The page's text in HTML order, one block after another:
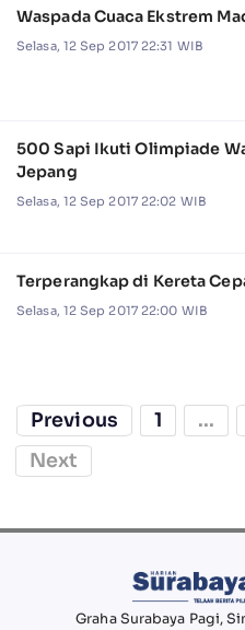
Waspada Cuaca Ekstrem
Selasa, 12 Sep 2017 22:31 WIB
500 Sapi Ikuti Olimpiade
Jepang
Selasa, 12 Sep 2017 22:02 WIB
Terperangkap di Kereta
Selasa, 12 Sep 2017 22:00 WIB
Previous 1 ...
Next
Graha Surabaya Pagi,